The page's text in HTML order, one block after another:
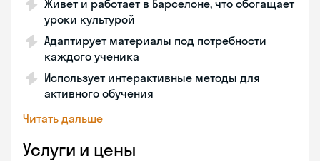
Живет и работает в Барселоне, что обогащает
уроки культурой
Адаптирует материалы под потребности
каждого ученика
Использует интерактивные методы для
активного обучения
Читать дальше
Услуги и цены